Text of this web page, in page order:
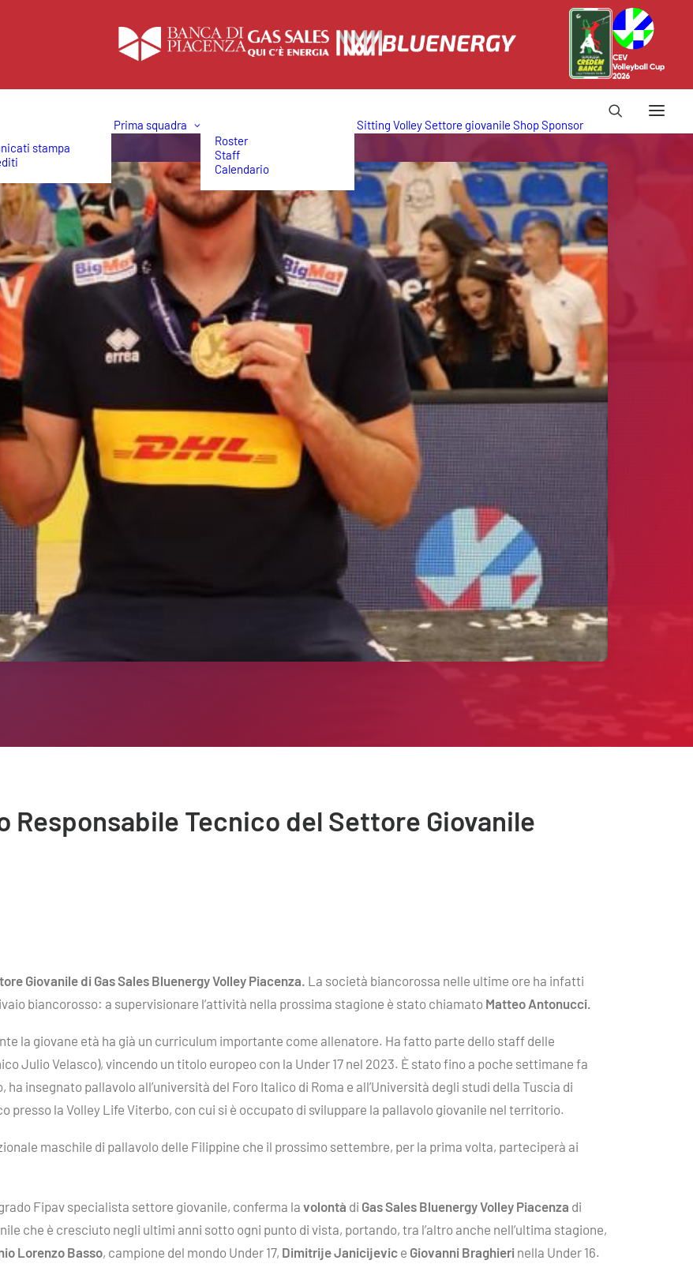
stampa
Prima squadra
Roster
Staff
Calendario
Sitting VolleySettore giovanile ShopSponsor
Responsabile Tecnico del Settore Giovanile
Giovanile di Gas Sales Bluenergy Volley Piacenza. La società biancorossa nelle ultime ore ha infatti
biancorosso: a supervisionare l’attività nella prossima stagione è stato chiamato Matteo Antonucci.
la giovane età ha già un curriculum importante come allenatore. Ha fatto parte dello staff delle
Julio Velasco), vincendo un titolo europeo con la Under 17 nel 2023. È stato fino a poche settimane fa
insegnato pallavolo all’università del Foro Italico di Roma e all’Università degli studi della Tuscia di
presso la Volley Life Viterbo, con cui si è occupato di sviluppare la pallavolo giovanile nel territorio.
maschile di pallavolo delle Filippine che il prossimo settembre, per la prima volta, parteciperà ai
Fipav specialista settore giovanile, conferma la volontà di Gas Sales Bluenergy Volley Piacenza di
che è cresciuto negli ultimi anni sotto ogni punto di vista, portando, tra l’altro anche nell’ultima stagione,
Lorenzo Basso, campione del mondo Under 17, Dimitrije Janicijevic e Giovanni Braghieri nella Under 16.